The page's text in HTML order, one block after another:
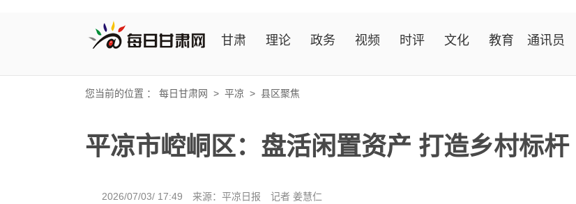
甘肃 理论 政务 视频 时评 文化 教育 通讯员
您当前的位置 ： 每日甘肃网 > 平凉 > 县区聚焦
平凉市崆峒区：盘活闲置资产 打造乡村标杆
2026/07/03/ 17:49 来源：平凉日报 记者 姜慧仁